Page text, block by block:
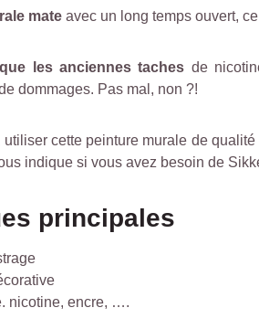
mate avec un long temps ouvert,
les anciennes taches de
dommages. Pas mal, non ?!
cette peinture murale de
indique si vous avez besoin de
principales
nicotine, encre, ….